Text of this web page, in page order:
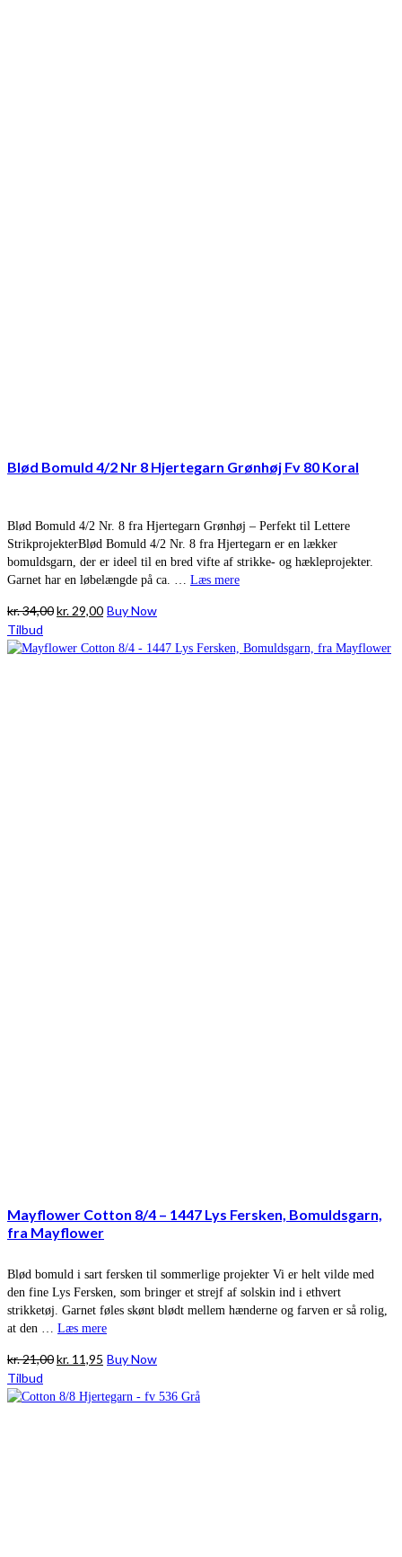
Blød Bomuld 4/2 Nr 8 Hjertegarn Grønhøj Fv 80 Koral
Blød Bomuld 4/2 Nr. 8 fra Hjertegarn Grønhøj – Perfekt til Lettere
StrikprojekterBlød Bomuld 4/2 Nr. 8 fra Hjertegarn er en lækker
bomuldsgarn, der er ideel til en bred vifte af strikke- og hækleprojekter.
Garnet har en løbelængde på ca. … Læs mere
kr.34,00Den
pris
kr. 29,00Den
pris
Buy Now
Tilbud
Mayflower Cotton 8/4 – 1447 Lys Fersken, Bomuldsgarn,
fra Mayflower
Blød bomuld i sart fersken til sommerlige projekter Vi er helt vilde med
den fine Lys Fersken, som bringer et strejf af solskin ind i ethvert
strikketøj. Garnet føles skønt blødt mellem hænderne og farven er så rolig,
at den … Læs mere
kr.21,00Den
pris
kr. 11,95 Den
pris
Buy Now
Tilbud